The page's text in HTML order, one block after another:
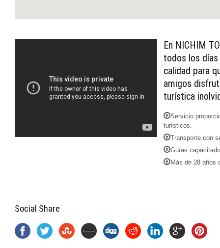
En NICHIM
todos los
calidad para
amigos
turística
Servicio
turísticos.
Transporte con
Guías
Más de 28 años
Social Share